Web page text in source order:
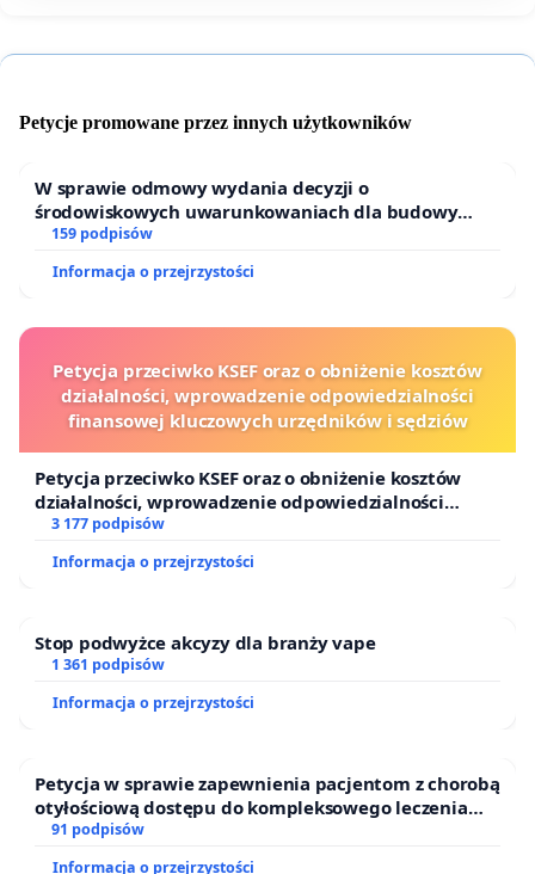
Petycje promowane przez innych użytkowników
W sprawie odmowy wydania decyzji o
środowiskowych uwarunkowaniach dla budowy
zakładu wytwarzania biometanu „Krynki” w
Ostrowiu Południowym oraz ochrony mieszkańców i
Puszczy Knyszyńskiej
159 podpisów
Informacja o przejrzystości
Petycja przeciwko KSEF oraz o obniżenie kosztów
działalności, wprowadzenie odpowiedzialności
finansowej kluczowych urzędników i sędziów
Petycja przeciwko KSEF oraz o obniżenie kosztów
działalności, wprowadzenie odpowiedzialności
finansowej kluczowych urzędników i sędziów
3 177 podpisów
Informacja o przejrzystości
Stop podwyżce akcyzy dla branży vape
1 361 podpisów
Informacja o przejrzystości
Petycja w sprawie zapewnienia pacjentom z chorobą
otyłościową dostępu do kompleksowego leczenia
oraz programów profilaktycznych.
91 podpisów
Informacja o przejrzystości